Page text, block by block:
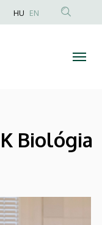
HU EN
Biológia